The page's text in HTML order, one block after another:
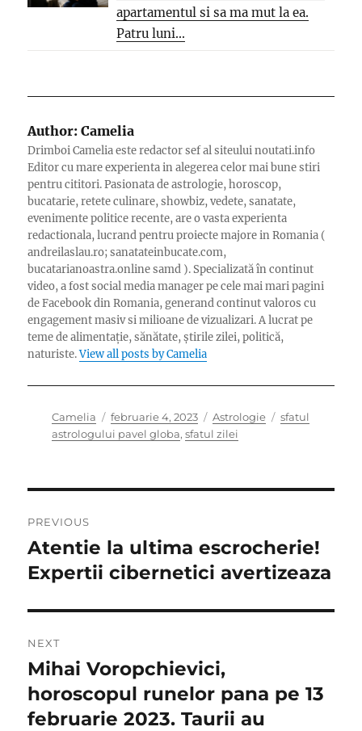
apartamentul si sa ma mut la ea.
Patru luni...
Author: Camelia
Drimboi Camelia este redactor sef al siteului noutati.info
Editor cu mare experienta in alegerea celor mai bune stiri
pentru cititori. Pasionata de astrologie, horoscop,
bucatarie, retete culinare, showbiz, vedete, sanatate,
evenimente politice recente, are o vasta experienta
redactionala, lucrand pentru proiecte majore in Romania (
andreilaslau.ro; sanatateinbucate.com,
bucatarianoastra.online samd ). Specializată în continut
video, a fost social media manager pe cele mai mari pagini
de Facebook din Romania, generand continut valoros cu
engagement masiv si milioane de vizualizari. A lucrat pe
teme de alimentație, sănătate, știrile zilei, politică,
naturiste.View all posts by Camelia
Author
Camelia
Posted
on
februarie 4, 2023 Categories
Astrologie Tags
sfatul
astrologului pavel globa, sfatul zilei
în
articole
PREVIOUS
Previous
post:
Atentie la ultima escrocherie!
Expertii cibernetici avertizeaza
NEXT
Next
post:
Mihai Voropchievici,
horoscopul runelor pana pe 13
februarie 2023. Taurii au